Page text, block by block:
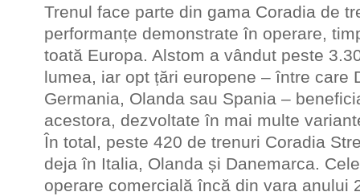
Trenul face parte din gama Coradia de
performanțe demonstrate în operare,
toată Europa. Alstom a vândut peste
lumea, iar opt țări europene – între care
Germania, Olanda sau Spania –
acestora, dezvoltate în mai multe
În total, peste 420 de trenuri Coradia
deja în Italia, Olanda și Danemarca.
operare comercială încă din vara anului